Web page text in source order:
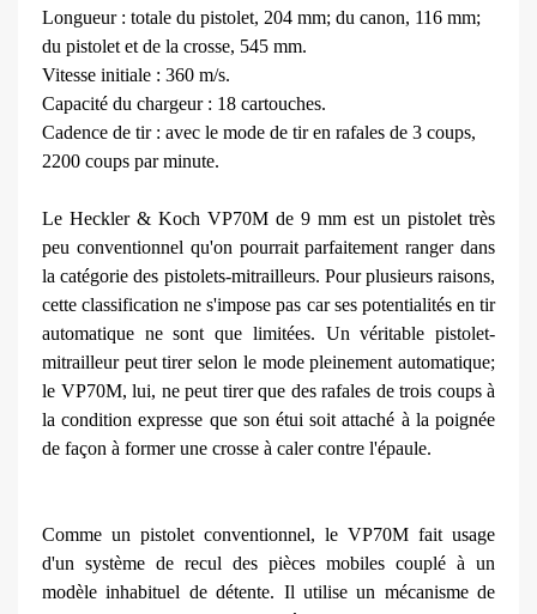
Longueur : totale du pistolet, 204 mm; du canon, 116 mm;
du pistolet et de la crosse, 545 mm.
Vitesse initiale : 360 m/s.
Capacité du chargeur : 18 cartouches.
Cadence de tir : avec le mode de tir en rafales de 3 coups,
2200 coups par minute.
Le Heckler & Koch VP70M de 9 mm est un pistolet très
peu convention­nel qu'on pourrait parfaitement ranger dans
la catégorie des pistolets-mitrailleurs. Pour plusieurs raisons,
cette classification ne s'im­pose pas car ses potentialités en tir
automatique ne sont que limitées. Un véritable pistolet-
mitrailleur peut tirer selon le mode pleinement auto­matique;
le VP70M, lui, ne peut tirer que des rafales de trois coups à
la condition expresse que son étui soit attaché à la poignée
de façon à former une crosse à caler contre l'épaule.
Comme un pistolet conventionnel, le VP70M fait usage
d'un système de recul des pièces mobiles couplé à un
modèle inhabituel de détente. Il uti­lise un mécanisme de